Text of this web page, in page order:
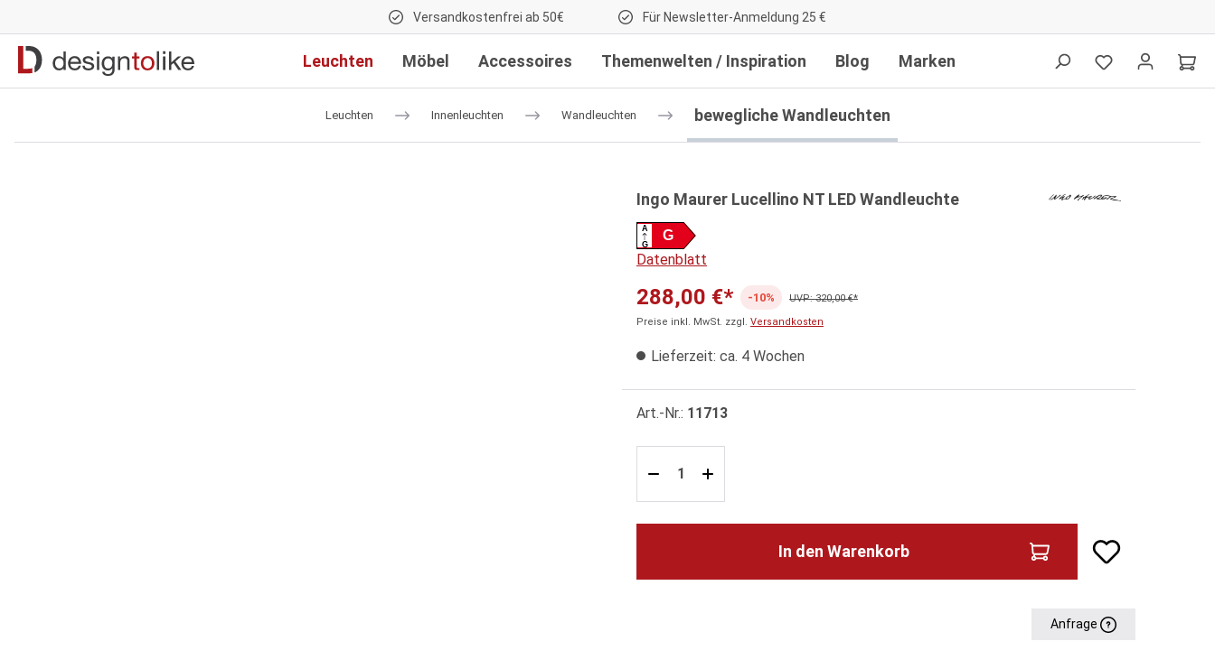
Versandkostenfrei ab 50€ Für Newsletter-Anmeldung 25 €
Leuchten Möbel Accessoires Themenwelten / Inspiration Blog Marken
Leuchten Innenleuchten Wandleuchten bewegliche Wandleuchten
Ingo Maurer Lucellino NT LED Wandleuchte
G
A
G
Datenblatt
288,00 €* -10%
UVP: 320,00 €*
Preise inkl. MwSt. zzgl. Versandkosten
Lieferzeit: ca. 4 Wochen
Art.-Nr.: 11713
In den Warenkorb
Anfrage